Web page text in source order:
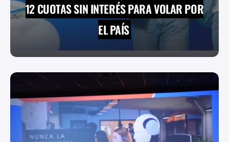
12 CUOTAS SIN INTERÉS PARA VOLAR POR
EL PAÍS